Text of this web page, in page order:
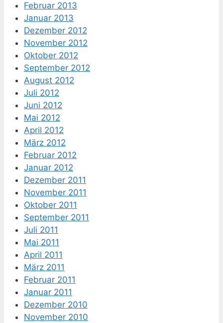
Februar 2013
Januar 2013
Dezember 2012
November 2012
Oktober 2012
September 2012
August 2012
Juli 2012
Juni 2012
Mai 2012
April 2012
März 2012
Februar 2012
Januar 2012
Dezember 2011
November 2011
Oktober 2011
September 2011
Juli 2011
Mai 2011
April 2011
März 2011
Februar 2011
Januar 2011
Dezember 2010
November 2010